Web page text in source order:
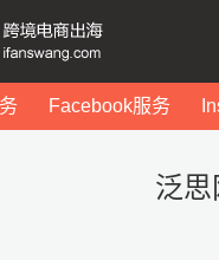
Facebook服务
泛